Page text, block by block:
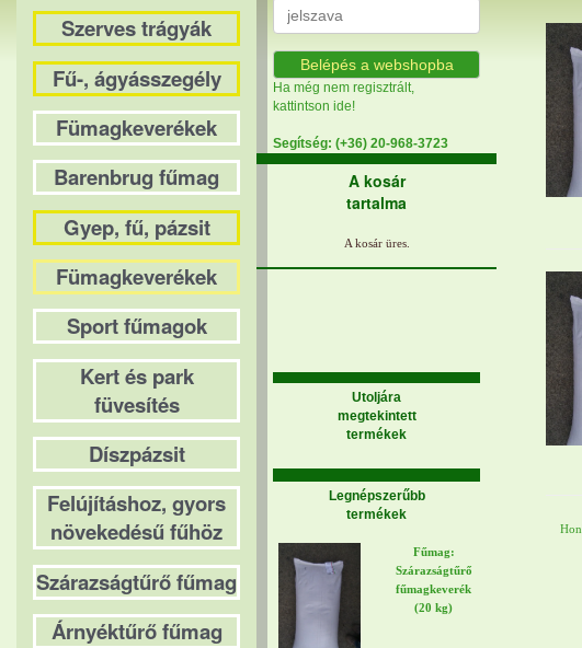
Szerves trágyák
Fű-, ágyásszegély
Fümagkeverékek
Barenbrug fűmag
Gyep, fű, pázsit
Fümagkeverékek
Sport fűmagok
Kert és park
füvesítés
Díszpázsit
Felújításhoz, gyors
növekedésű fűhöz
Szárazságtűrő fűmag
Árnyéktűrő fűmag
Belépés a webshopba
Ha még nem regisztrált,
kattintson ide!
Segítség: (+36) 20-968-3723
A kosár
tartalma
Utoljára
megtekintett
termékek
Legnépszerűbb
termékek
Fűmag:
Szárazságtűrő
fűmagkeverék
(20 kg)